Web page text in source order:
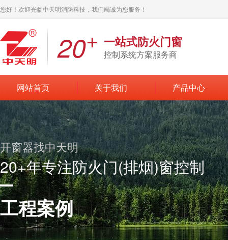
您好！欢迎光临中天明消防科技，我们竭诚为您服务！
20+ 一站式防火门窗
控制系统方案服务商
网站首页 关于我们 产品中心
开窗器找中天明
20+年专注防火门(排烟)窗控制
工程案例